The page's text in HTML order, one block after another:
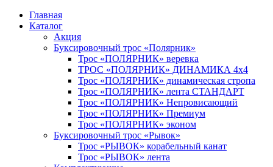
Главная
Каталог
Акция
Буксировочный трос «Полярник»
Трос «ПОЛЯРНИК» веревка
ТРОС «ПОЛЯРНИК» ДИНАМИКА 4х4
Трос «ПОЛЯРНИК» динамическая стропа
Трос «ПОЛЯРНИК» лента СТАНДАРТ
Трос «ПОЛЯРНИК» Непровисающий
Трос «ПОЛЯРНИК» Премиум
Трос «ПОЛЯРНИК» эконом
Буксировочный трос «Рывок»
Трос «РЫВОК» корабельный канат
Трос «РЫВОК» лента